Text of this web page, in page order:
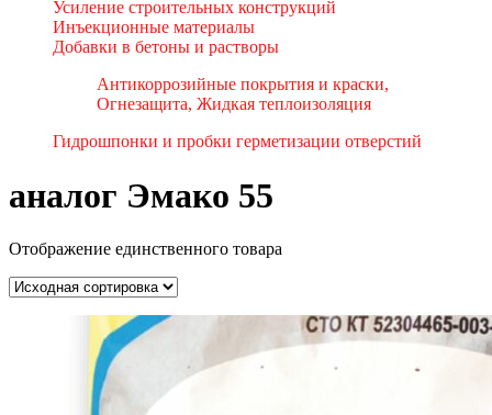
Усиление строительных конструкций
Инъекционные материалы
Добавки в бетоны и растворы
Антикоррозийные покрытия и краски,
Огнезащита, Жидкая теплоизоляция
Гидрошпонки и пробки герметизации отверстий
аналог Эмако 55
Отображение единственного товара